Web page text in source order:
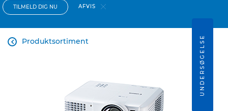
TILMELD DIG NU AFVIS
Produktsortiment
 UNDERSØGELSE